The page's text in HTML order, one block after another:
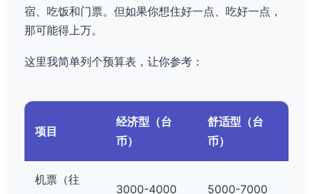
宿、吃饭和门票。但如果你想住好一点、吃好一点，
那可能得上万。
这里我简单列个预算表，让你参考：
项目
经济型（台
币）
舒适型（台
币）
机票（往
3000-4000 5000-7000